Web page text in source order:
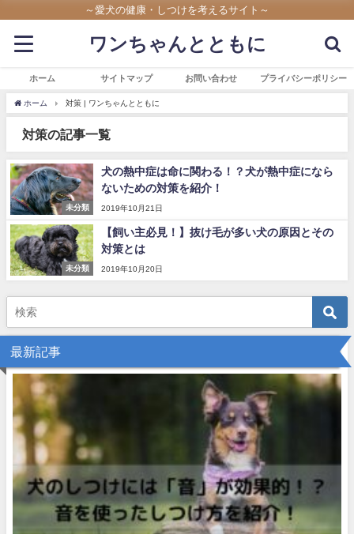
～愛犬の健康・しつけを考えるサイト～
ワンちゃんとともに
ホーム サイトマップ お問い合わせ プライバシーポリシー
ホーム 対策 | ワンちゃんとともに
対策の記事一覧
未分類
犬の熱中症は命に関わる！？犬が熱中症になら
ないための対策を紹介！
2019年10月21日
未分類
【飼い主必見！】抜け毛が多い犬の原因とその
対策とは
2019年10月20日
最新記事